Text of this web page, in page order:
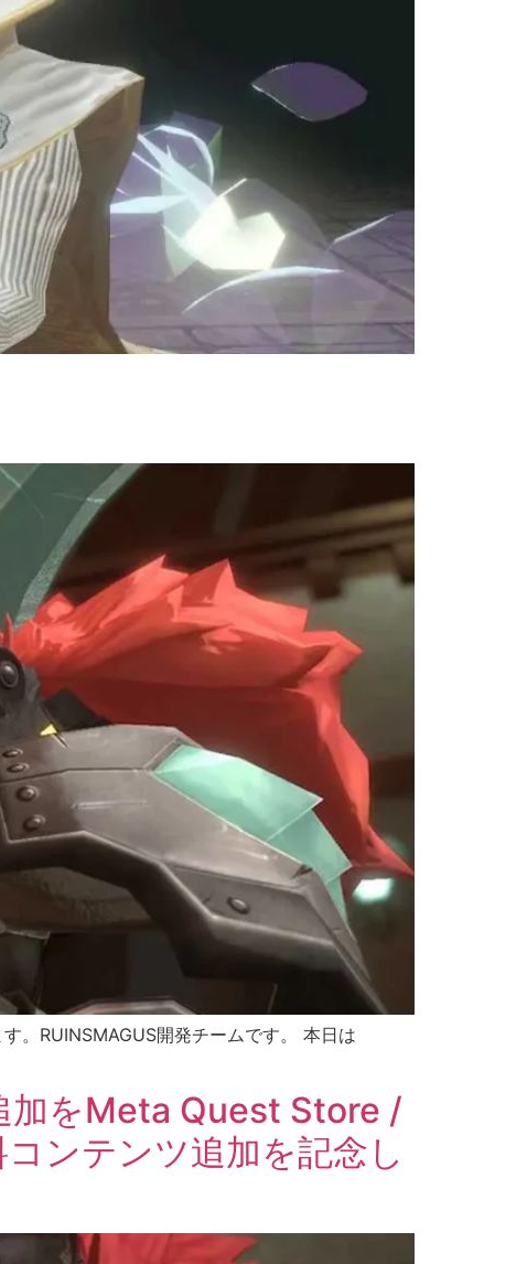
。RUINSMAGUS開発チームです。 本日は
加をMeta Quest Store /
ンテンツ追加を記念し